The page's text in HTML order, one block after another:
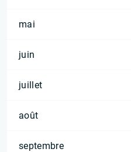
mai
juin
juillet
août
septembre